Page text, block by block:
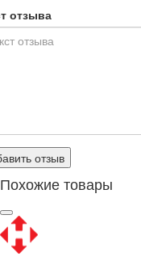
отзыва
отзыв
Похожие товары